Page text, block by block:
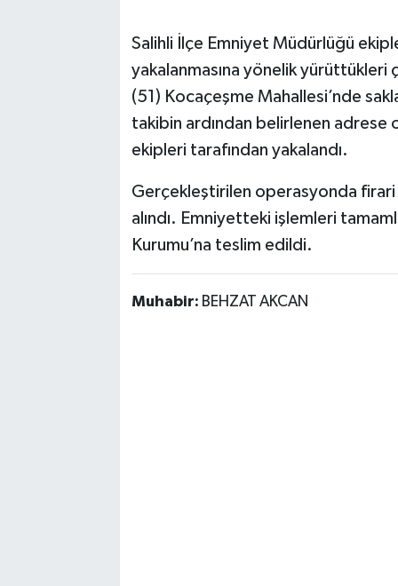
Salihli İlçe Emniyet Müdürlüğü
yakalanmasına yönelik yürüttükleri
(51) Kocaçeşme Mahallesi’nde
takibin ardından belirlenen
ekipleri tarafından yakalandı.
Gerçekleştirilen operasyonda firari
alındı. Emniyetteki işlemleri
Kurumu’na teslim edildi.
Muhabir: BEHZAT AKCAN